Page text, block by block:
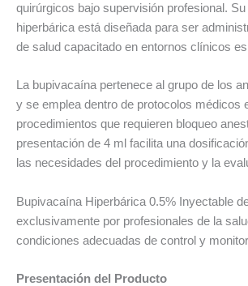
quirúrgicos bajo supervisión profesional.
hiperbárica está diseñada para ser
de salud capacitado en entornos clínicos
La bupivacaína pertenece al grupo de los
y se emplea dentro de protocolos médicos
procedimientos que requieren bloqueo
presentación de 4 ml facilita una
las necesidades del procedimiento y la
Bupivacaína Hiperbárica 0.5% Inyectable
exclusivamente por profesionales de la
condiciones adecuadas de control y
Presentación del Producto